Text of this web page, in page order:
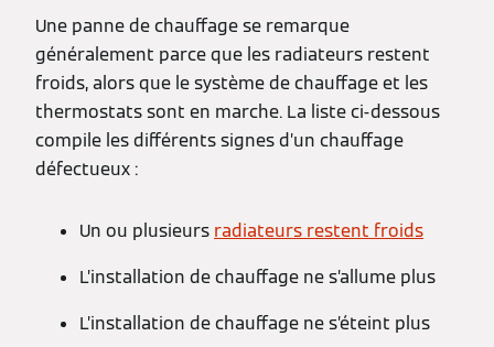
Une panne de chauffage se remarque
généralement parce que les radiateurs restent
froids, alors que le système de chauffage et les
thermostats sont en marche. La liste ci-dessous
compile les différents signes d’un chauffage
défectueux :
Un ou plusieurs radiateurs restent froids
L’installation de chauffage ne s’allume plus
L’installation de chauffage ne s’éteint plus